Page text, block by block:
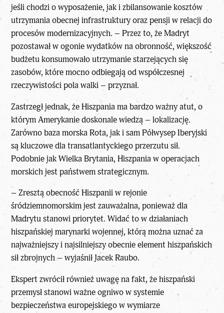
jeśli chodzi o wyposażenie, jak i zbilansowanie kosztów
utrzymania obecnej infrastruktury oraz pensji w relacji do
procesów modernizacyjnych. – Przez to, że Madryt
pozostawał w ogonie wydatków na obronność, większość
budżetu konsumowało utrzymanie starzejących się
zasobów, które mocno odbiegają od współczesnej
rzeczywistości pola walki – przyznał.
Zastrzegł jednak, że Hiszpania ma bardzo ważny atut, o
którym Amerykanie doskonale wiedzą – lokalizację.
Zarówno baza morska Rota, jak i sam Półwysep Iberyjski
są kluczowe dla transatlantyckiego przerzutu sił.
Podobnie jak Wielka Brytania, Hiszpania w operacjach
morskich jest państwem strategicznym.
– Zresztą obecność Hiszpanii w rejonie
śródziemnomorskim jest zauważalna, ponieważ dla
Madrytu stanowi priorytet. Widać to w działaniach
hiszpańskiej marynarki wojennej, którą można uznać za
najważniejszy i najsilniejszy obecnie element hiszpańskich
sił zbrojnych – wyjaśnił Jacek Raubo.
Ekspert zwrócił również uwagę na fakt, że hiszpański
przemysł stanowi ważne ogniwo w systemie
bezpieczeństwa europejskiego w wymiarze